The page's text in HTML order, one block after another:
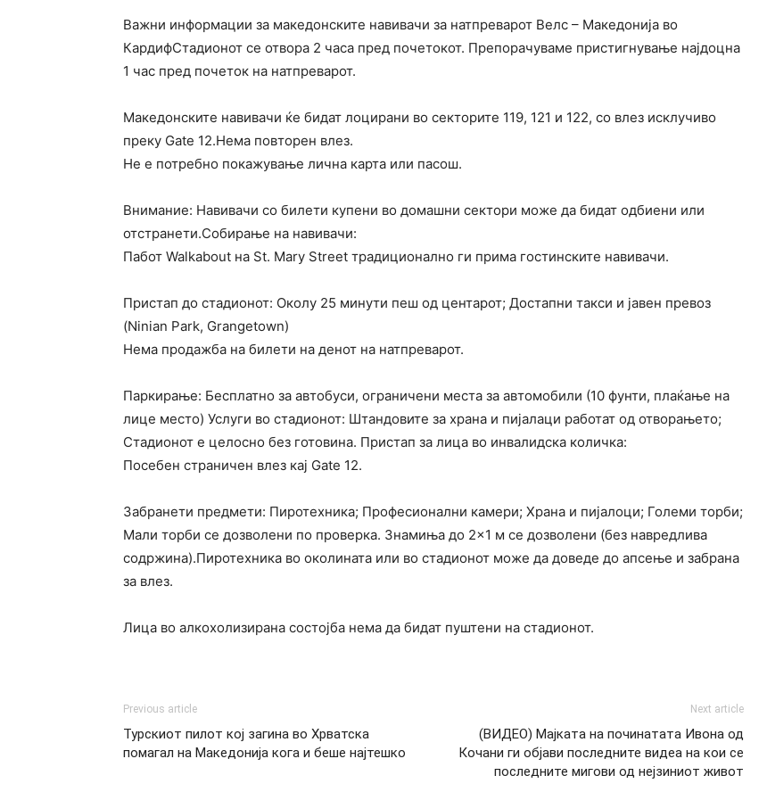
Важни информации за македонските навивачи за натпреварот Велс – Македонија во
КардифСтадионот се отвора 2 часа пред почетокот. Препорачуваме пристигнување најдоцна
1 час пред почеток на натпреварот.
Македонските навивачи ќе бидат лоцирани во секторите 119, 121 и 122, со влез исклучиво
преку Gate 12.Нема повторен влез.
Не е потребно покажување лична карта или пасош.
Внимание: Навивачи со билети купени во домашни сектори може да бидат одбиени или
отстранети.Собирање на навивачи:
Пабот Walkabout на St. Mary Street традиционално ги прима гостинските навивачи.
Пристап до стадионот: Околу 25 минути пеш од центарот; Достапни такси и јавен превоз
(Ninian Park, Grangetown)
Нема продажба на билети на денот на натпреварот.
Паркирање: Бесплатно за автобуси, ограничени места за автомобили (10 фунти, плаќање на
лице место) Услуги во стадионот: Штандовите за храна и пијалаци работат од отворањето;
Стадионот е целосно без готовина. Пристап за лица во инвалидска количка:
Посебен страничен влез кај Gate 12.
Забранети предмети: Пиротехника; Професионални камери; Храна и пијалоци; Големи торби;
Мали торби се дозволени по проверка. Знамиња до 2×1 м се дозволени (без навредлива
содржина).Пиротехника во околината или во стадионот може да доведе до апсење и забрана
за влез.
Лица во алкохолизирана состојба нема да бидат пуштени на стадионот.
Previous article
Турскиот пилот кој загина во Хрватска
помагал на Македонија кога и беше најтешко
Next article
(ВИДЕО) Мајката на починатата Ивона од
Кочани ги објави последните видеа на кои се
последните мигови од нејзиниот живот